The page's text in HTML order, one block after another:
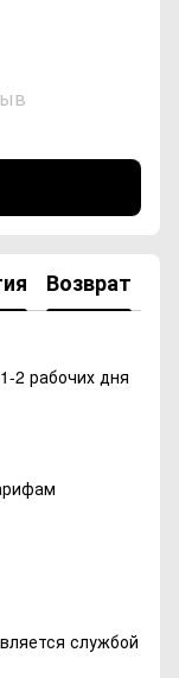
Возврат
2 рабочих дня
службой